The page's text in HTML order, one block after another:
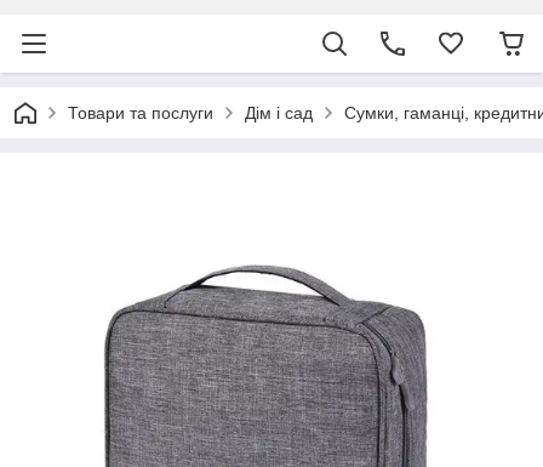
Товари та послуги Дім і сад Сумки, гаманці,